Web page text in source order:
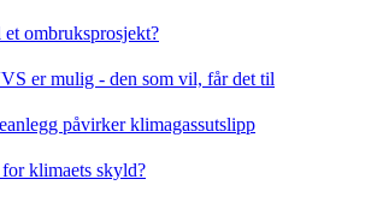
ombruksprosjekt?
er mulig - den som vil, får det til
påvirker klimagassutslipp
klimaets skyld?